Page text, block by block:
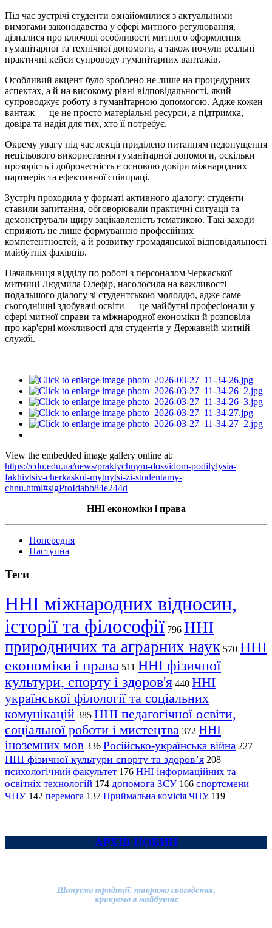
Під час зустрічі студенти ознайомилися з актуальними
вимогами законодавства у сфері митного регулювання,
дізналися про ключові особливості митного оформлення
гуманітарної та технічної допомоги, а також почули реальні
практичні кейси супроводу гуманітарних вантажів.
Особливий акцент було зроблено не лише на процедурних
аспектах, а й на високому рівні відповідальності, який
супроводжує роботу з гуманітарною допомогою. Адже кожен
вантаж — це не просто матеріальні ресурси, а підтримка,
довіра та надія для тих, хто її потребує.
Окрему увагу під час лекції приділено питанням недопущення
нецільового використання гуманітарної допомоги, оскільки
прозорість і доброчесність є основою довіри міжнародних
партнерів та ефективної співпраці.
Зустріч проходила у форматі активного діалогу: студенти
ставили запитання, обговорювали практичні ситуації та
демонстрували щиру зацікавленість тематикою. Такі заходи
сприяють не лише формуванню професійних
компетентностей, а й розвитку громадянської відповідальності
майбутніх фахівців.
Начальниця відділу по роботі з персоналом Черкаської
митниці Людмила Олефір, наголосила на важливості
подальшого діалогу зі студентською молоддю, адже саме
сьогоднішні здобувачі освіти — це майбутні професіонали у
сфері митної справи та міжнародної економіки й розповіла
про кар'єрні можливості для студентів у Державній митній
службі.
View the embedded image gallery online at:
https://cdu.edu.ua/news/praktychnym-dosvidom-podilylysia-
fakhivtsiv-cherkaskoi-mytnytsi-zi-studentamy-
chnu.html#sigProIdabb84e244d
ННІ економіки іправа
Попередня
Наступна
Теги
ННІ міжнародних відносин,
історії та філософії 796 ННІ
природничих та аграрних наук 570 ННІ
економіки і права 511 ННІ фізичної
культури, спорту і здоров'я 440 ННІ
української філології та соціальних
комунікацій 385 ННІ педагогічної освіти,
соціальної роботи і мистецтва 372 ННІ
іноземних мов 336 Російсько-українська війна 227
ННІ фізичної культури спорту та здоров’я 208
психологічний факультет 176 ННІ інформаційних та
освітніх технологій 174 допомога ЗСУ 166 спортсмени
ЧНУ 142 перемога 137 Приймальна комісія ЧНУ 119
АРХІВ НОВИН